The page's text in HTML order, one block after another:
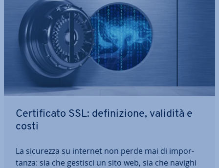
Cer­ti­fi­ca­to SSL: de­fi­ni­zio­ne, validità e
costi
La sicurezza su internet non perde mai di im­por­
tan­za: sia che gestisci un sito web, sia che navighi